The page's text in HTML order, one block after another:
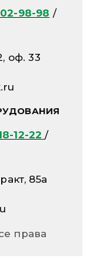
98-98 /
оф. 33
12-22 /
85а
права